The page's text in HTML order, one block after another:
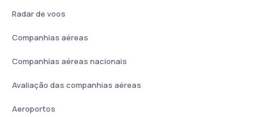
Radar de voos
Companhias aéreas
Companhias aéreas nacionais
Avaliação das companhias aéreas
Aeroportos